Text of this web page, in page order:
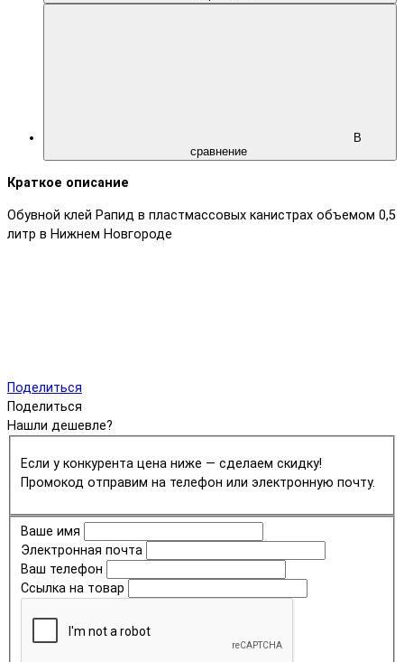
В
сравнение
Краткое описание
Обувной клей Рапид в пластмассовых канистрах объемом 0,5
литр в Нижнем Новгороде
Поделиться
Поделиться
Нашли дешевле?
Если у конкурента цена ниже — сделаем скидку!
Промокод отправим на телефон или электронную почту.
Ваше имя
Электронная почта
Ваш телефон
Ссылка на товар